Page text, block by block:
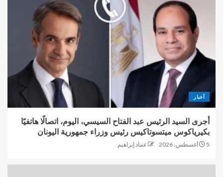
أخبار
أجرى السيد الرئيس عبد الفتاح السيسي، اليوم، اتصالًا هاتفيًا
بكيرياكوس ميتسوتاكيس رئيس وزراء جمهورية اليونان
5 أغسطس، 2026 عماد إبراهيم